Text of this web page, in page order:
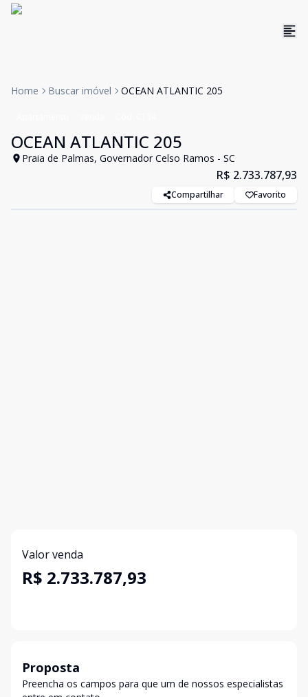
Home Buscar imóvel OCEAN ATLANTIC 205
OCEAN ATLANTIC 205
Praia de Palmas, Governador Celso Ramos - SC
R$ 2.733.787,93
Compartilhar Favorito
Valor venda
R$ 2.733.787,93
Proposta
Preencha os campos para que um de nossos especialistas